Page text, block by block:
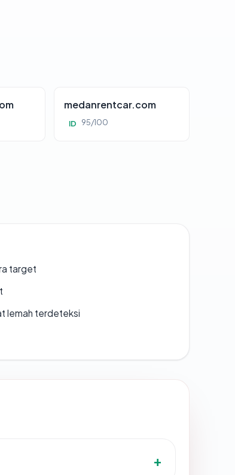
medanrentcar.com
ID 95/100
target
lemah terdeteksi